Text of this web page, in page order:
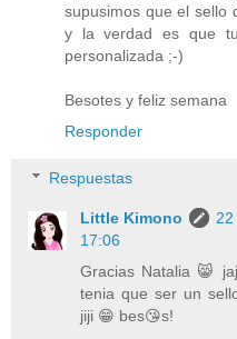
supusimos que el sello
y la verdad es que
personalizada ;-)
Besotes y feliz semana
Responder
Respuestas
Little Kimono
17:06
Gracias Natalia 😸
tenia que ser un
jiji 😁 bes😘s!